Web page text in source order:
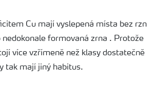
Cu mají vyslepená místa bez rzn
nedokonale formovaná zrna . Protože
více vzřímeně než klasy dostatečně
tak mají jiný habitus.